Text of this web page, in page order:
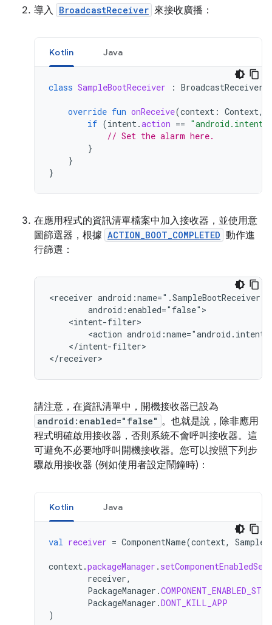
導入 BroadcastReceiver 來接收廣播：
Kotlin Java
class SampleBootReceiver : BroadcastReceiver
override fun onReceive(context : Context,
if (intent.action ==
// Set the alarm here.
}
}
}
在應用程式的資訊清單檔案中加入接收器，並使用意
圖篩選器，根據 ACTION_BOOT_COMPLETED 動作進
行篩選：
<receiver
<action
</intent-filter>
</receiver>
請注意，在資訊清單中，開機接收器已設為
android:enabled="false" 。也就是說，除非應用
程式明確啟用接收器，否則系統不會呼叫接收器。這
可避免不必要地呼叫開機接收器。您可以按照下列步
驟啟用接收器 (例如使用者設定鬧鐘時)：
Kotlin Java
val receiver = ComponentName(context,
context.packageManager .
receiver,
PackageManager .
PackageManager .DONT_KILL_APP
)